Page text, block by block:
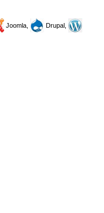
Joomla,
Drupal,